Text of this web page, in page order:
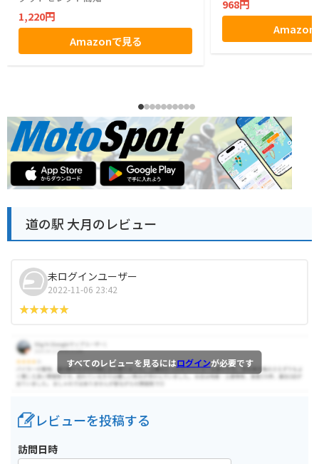
1,220円
Amazonで見る
968円
Amazon
道の駅 大月のレビュー
未ログインユーザー
2022-11-06 23:42
すべてのレビューを見るにはログインが必要です
レビューを投稿する
訪問日時